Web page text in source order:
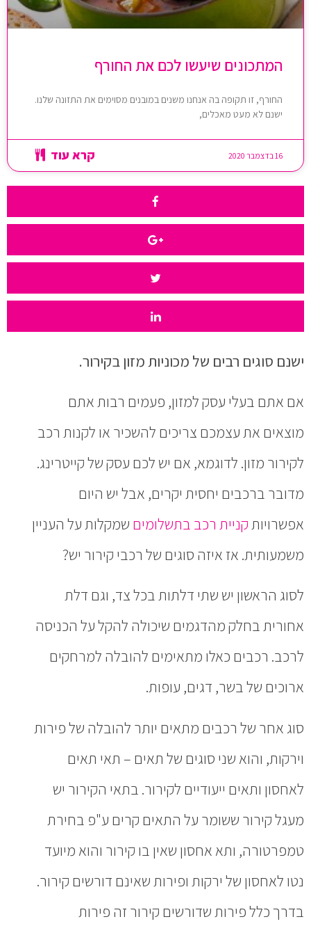
המתכונים שיעשו לכם את החורף
החורף, זו תקופה בה אנחנו משנים במובנים מסוימים את התזונה שלנו.
ישנם לא מעט מאכלים,
קרא עוד 16 בדצמבר 2020
ישנם סוגים רבים של מכוניות מזון בקירור.
אם אתם בעלי עסק למזון, פעמים רבות אתם
מוצאים את עצמכם צריכים להשכיר או לקנות רכב
לקירור מזון. לדוגמא, אם יש לכם עסק של קייטרינג.
מדובר ברכבים יחסית יקרים, אבל יש היום
אפשרויותקניית רכב בתשלומים שמקלות על העניין
משמעותית. אז איזה סוגים של רכבי קירור יש?
לסוג הראשון יש שתי דלתות בכל צד, וגם דלת
אחורית בחלק מהדגמים שיכולה להקל על הכניסה
לרכב. רכבים כאלו מתאימים להובלה למרחקים
ארוכים של בשר, דגים, עופות.
סוג אחר של רכבים מתאים יותר להובלה של פירות
וירקות, והוא שני סוגים של תאים – תאי תאים
לאחסון ותאים ייעודיים לקירור. בתאי הקירור יש
מעגל קירור ששומר על התאים קרים ע"פ בחירת
טמפרטורה, ותא אחסון שאין בו קירור והוא מיועד
נטו לאחסון של ירקות ופירות שאינם דורשים קירור.
בדרך כלל פירות שדורשים קירור זה פירות